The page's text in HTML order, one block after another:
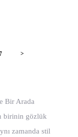
>
Bir Arada
birinin gözlük
zamanda stil